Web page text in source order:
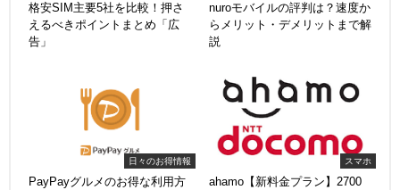
格安SIM主要5社を比較！押さ
えるべきポイントまとめ「広
告」
nuroモバイルの評判は？速度か
らメリット・デメリットまで解
説
日々のお得情報
PayPayグルメのお得な利用方
スマホ
ahamo【新料金プラン】2700